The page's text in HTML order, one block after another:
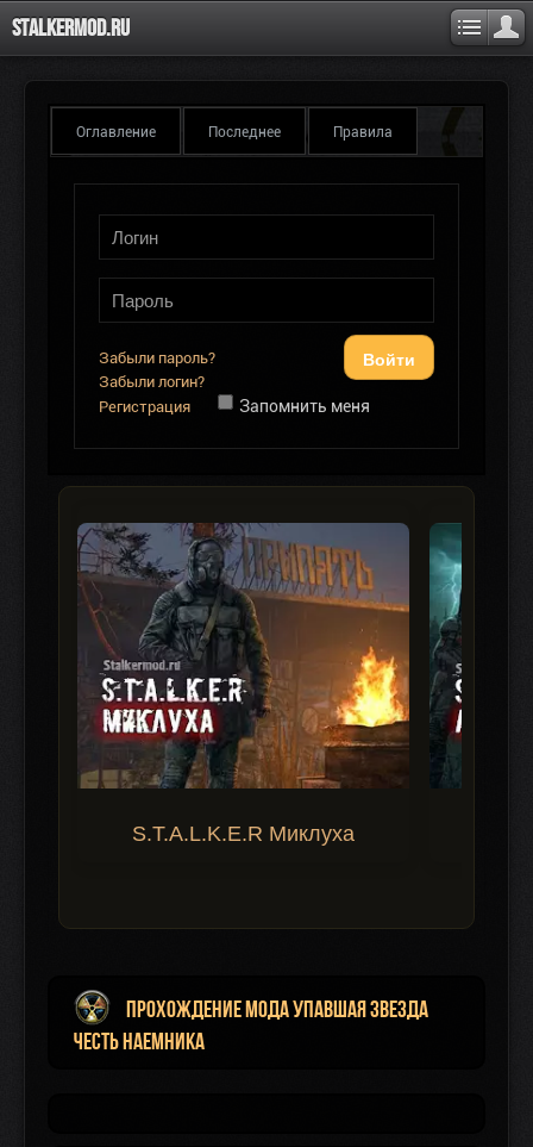
Stalkermod.ru
Оглавление Последнее Правила
Войти
Забыли пароль?
Забыли логин?
Регистрация
Запомнить меня
S.T.A.L.K.E.R Миклуха
Прохождение мода Упавшая Звезда
Честь Наемника